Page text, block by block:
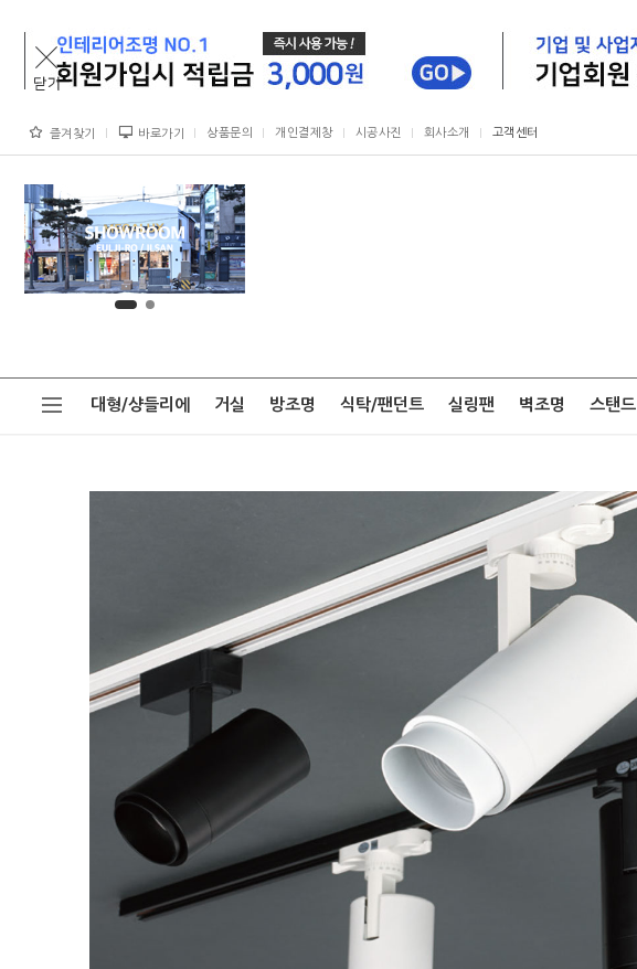
즐겨찾기 바로가기 상품문의 개인결제창 시공사진 회사소개 고객센터
대형/샹들리에 거실 방조명 식탁/팬던트 실링팬 벽조명 스탠드